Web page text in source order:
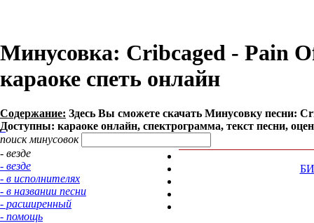
Минусовка: Cribcaged - Pain
караоке спеть онлайн
Содержание: Здесь Вы сможете cкачать Минусовку песни:
Доступны: караоке онлайн, спектрограмма, текст песни,
поиск минусовок
- везде
- везде
- в исполнителях
- в названии песни
- расширенный
- помощь